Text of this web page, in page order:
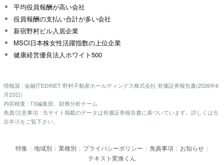
平均役員報酬が高い会社
役員報酬の支払い合計が多い会社
新宿野村ビル入居企業
MSCI日本株女性活躍指数の上位企業
健康経営優良法人ホワイト500
情報源 : 金融庁EDINET 野村不動産ホールディングス株式会社 有価証券報告書(2026年6
月23日)
内容精査 : TX編集部、財務分析チーム
免責/注意事項 : 当サイト掲載のデータは有価証券報告書に基づいています。詳しくは免
責事項をご覧下さい。
特集 | 地域別 | 業種別 | プライバシーポリシー | 免責事項 | お知らせ |
テキスト変換くん